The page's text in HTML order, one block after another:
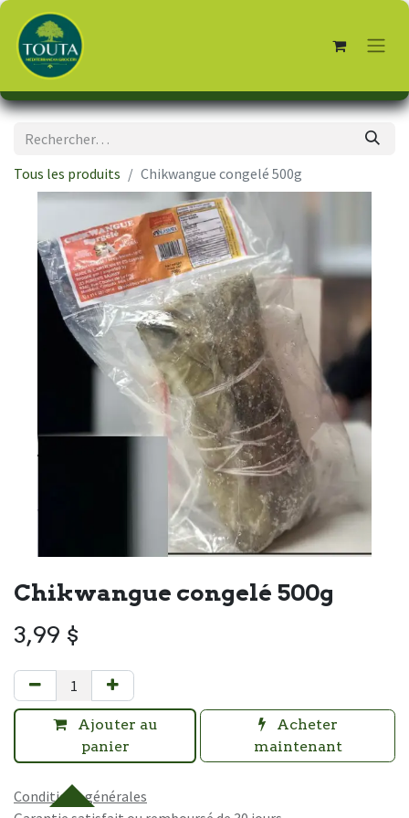
Tous les produits Chikwangue congelé 500g
Chikwangue congelé 500g
3,99 $
Ajouter au
panier
Acheter
maintenant
Conditions générales